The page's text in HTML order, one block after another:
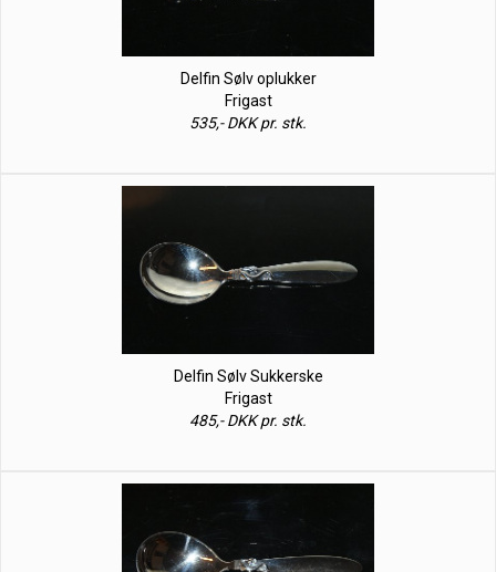
Delfin Sølv oplukker
Frigast
535,- DKK pr. stk.
Delfin Sølv Sukkerske
Frigast
485,- DKK pr. stk.